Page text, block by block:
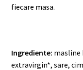
fiecare masa.
Ingrediente: masline
extravirgin*, sare,